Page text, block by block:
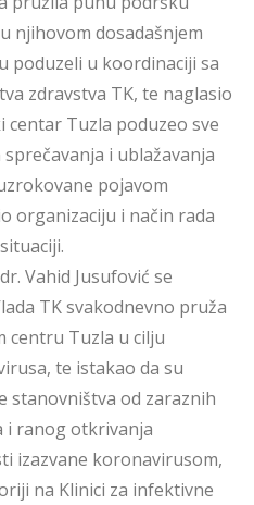
njihovom dosadašnjem
poduzeli u koordinaciji sa
zdravstva TK, te naglasio
Tuzla poduzeo sve
i ublažavanja
pojavom
organizaciju i način rada
Vahid Jusufović se
TK svakodnevno pruža
centru Tuzla u cilju
te istakao da su
stanovništva od zaraznih
i ranog otkrivanja
izazvane koronavirusom,
na Klinici za infektivne